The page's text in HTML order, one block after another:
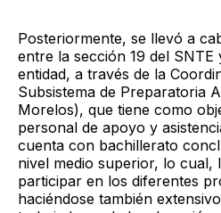
Posteriormente, se llevó a
entre la sección 19 del SNTE
entidad, a través de la
Subsistema de Preparatoria
Morelos), que tiene como
personal de apoyo y
cuenta con bachillerato
nivel medio superior, lo cual,
participar en los diferentes
haciéndose también